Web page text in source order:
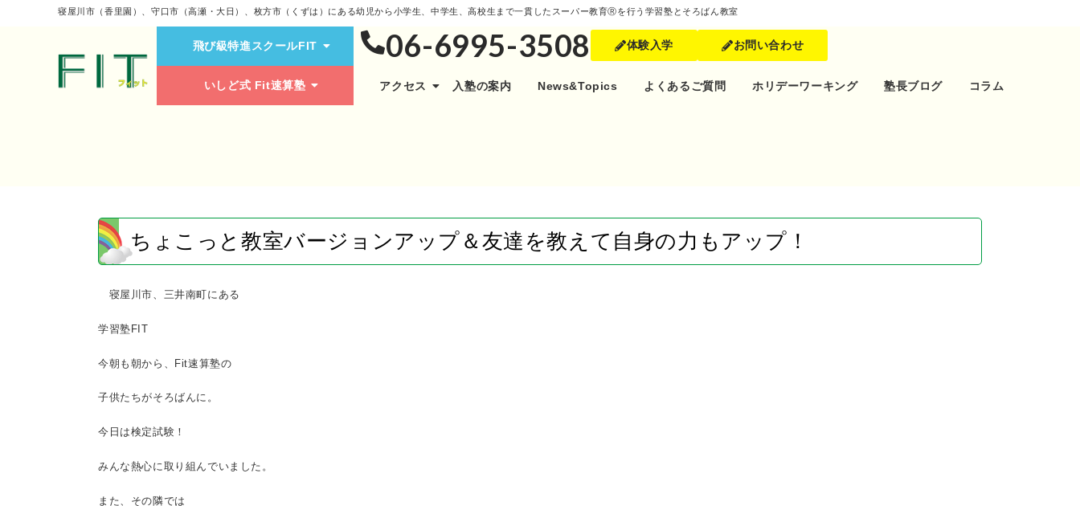
寝屋川市（香里園）、守口市（高瀬・大日）、枚方市（くずは）にある幼児から小学生、中学生、高校生まで一貫したスーパー教育Ⓡを行う学習塾とそろばん教室
飛び級特進スクールFIT
いしど式 Fit速算塾
06-6995-3508 体験入学 お問い合わせ
アクセス 入塾の案内 News&Topics よくあるご質問 ホリデーワーキング 塾長ブログ コラム
ちょこっと教室バージョンアップ＆友達を教えて自身の力もアップ！
寝屋川市、三井南町にある
学習塾FIT
今朝も朝から、Fit速算塾の
子供たちがそろばんに。
今日は検定試験！
みんな熱心に取り組んでいました。
また、その隣では